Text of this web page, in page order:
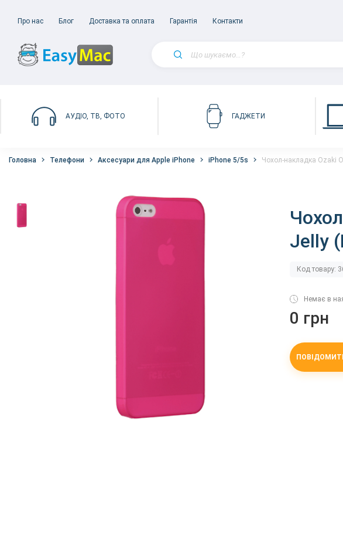
Про нас Блог Доставка та оплата Гарантія Контакти
АУДІО, ТВ, ФОТО ГАДЖЕТИ
Головна Телефони Аксесуари для Apple iPhone iPhone 5/5s Чохол-накладка Ozaki
Jelly
Код товару:
Немає в
0 грн